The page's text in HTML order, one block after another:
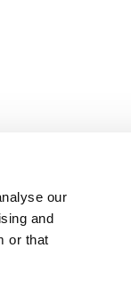
our
and
or that